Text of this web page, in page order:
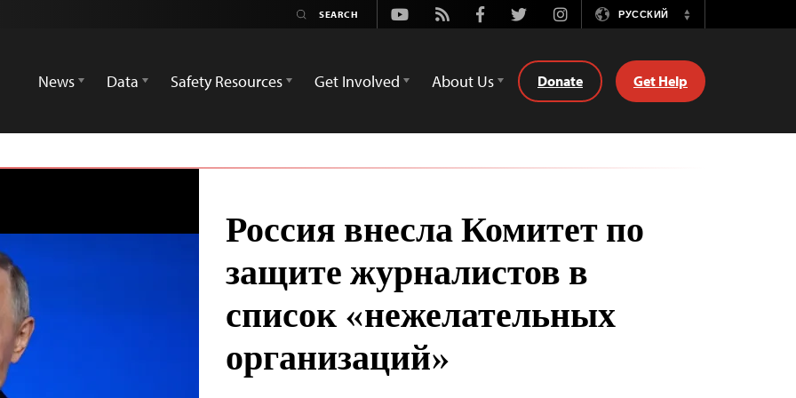
Youtube
Rss FacebookTwitterInstagramРУССКИЙ
Switch
News
Data Safety Resources Get Involved About Us Donate Get Help
Россия внесла Комитет по
защите журналистов в
список «нежелательных
организаций»